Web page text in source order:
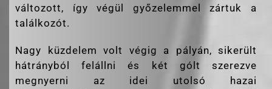
változott, így végül győzelemmel zártuk a
találkozót.
Nagy küzdelem volt végig a pályán, sikerült
hátrányból felállni és két gólt szerezve
megnyerni az idei utolsó hazai